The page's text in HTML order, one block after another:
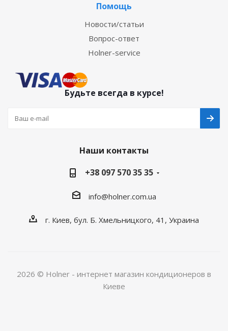
Помощь
Новости/статьи
Вопрос-ответ
Holner-service
Будьте всегда в курсе!
Наши контакты
+38 097 570 35 35
info@holner.com.ua
г. Киев, бул. Б. Хмельницкого, 41, Украина
2026 © Holner - интернет магазин кондиционеров в
Киеве